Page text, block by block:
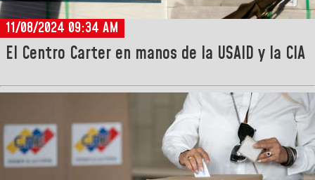
11/08/2024 09:34 AM
El Centro Carter en manos de la USAID y la CIA